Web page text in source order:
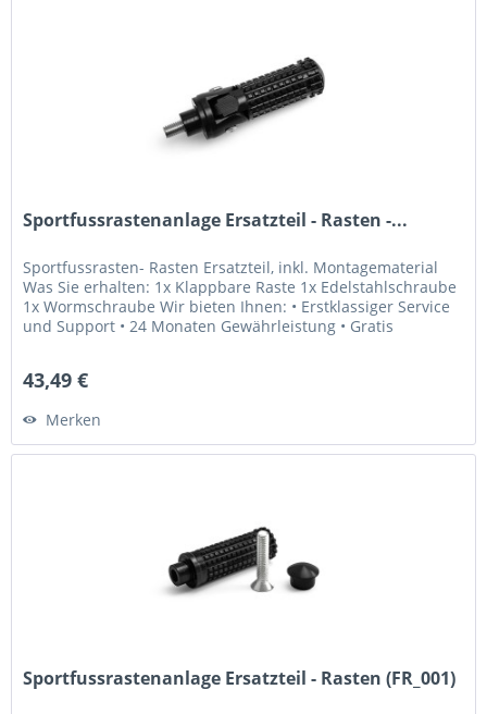
Sportfussrastenanlage Ersatzteil - Rasten -...
Sportfussrasten- Rasten Ersatzteil, inkl. Montagematerial
Was Sie erhalten: 1x Klappbare Raste 1x Edelstahlschraube
1x Wormschraube Wir bieten Ihnen: • Erstklassiger Service
und Support • 24 Monaten Gewährleistung • Gratis
43,49 €
Merken
Sportfussrastenanlage Ersatzteil - Rasten (FR_001)